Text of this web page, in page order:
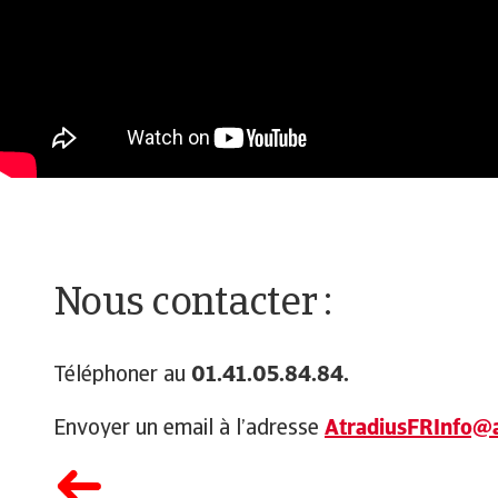
Nous contacter :
Téléphoner au 01.41.05.84.84.
Envoyer un email à l’adresse